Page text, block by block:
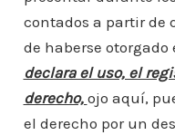
contados a partir de
de haberse otorgado
declara el uso, el
derecho, ojo aquí,
el derecho por un